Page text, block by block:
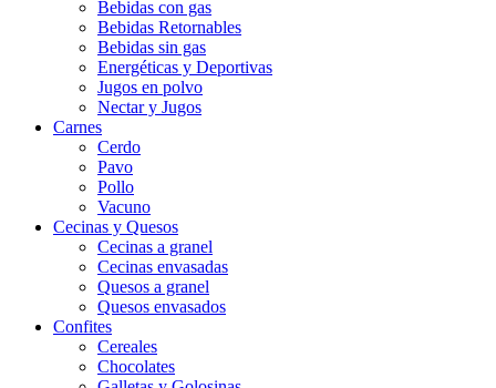
Bebidas con gas
Bebidas Retornables
Bebidas sin gas
Energéticas y Deportivas
Jugos en polvo
Nectar y Jugos
Carnes
Cerdo
Pavo
Pollo
Vacuno
Cecinas y Quesos
Cecinas a granel
Cecinas envasadas
Quesos a granel
Quesos envasados
Confites
Cereales
Chocolates